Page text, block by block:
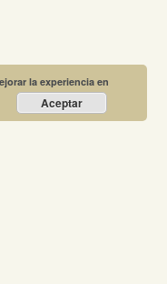
la experiencia en
Aceptar